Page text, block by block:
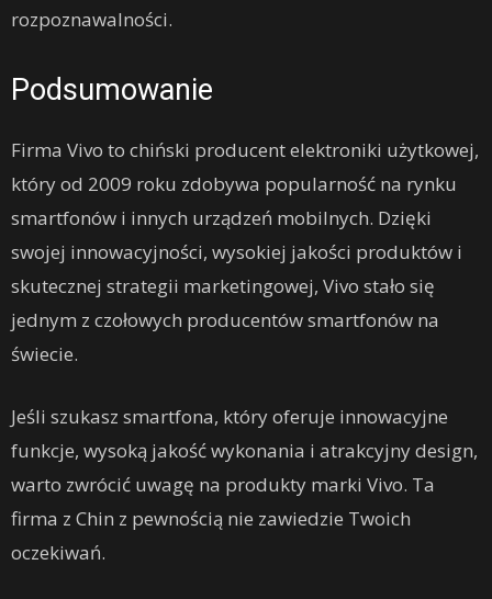
rozpoznawalności.
Podsumowanie
Firma Vivo to chiński producent elektroniki użytkowej,
który od 2009 roku zdobywa popularność na rynku
smartfonów i innych urządzeń mobilnych. Dzięki
swojej innowacyjności, wysokiej jakości produktów i
skutecznej strategii marketingowej, Vivo stało się
jednym z czołowych producentów smartfonów na
świecie.
Jeśli szukasz smartfona, który oferuje innowacyjne
funkcje, wysoką jakość wykonania i atrakcyjny design,
warto zwrócić uwagę na produkty marki Vivo. Ta
firma z Chin z pewnością nie zawiedzie Twoich
oczekiwań.